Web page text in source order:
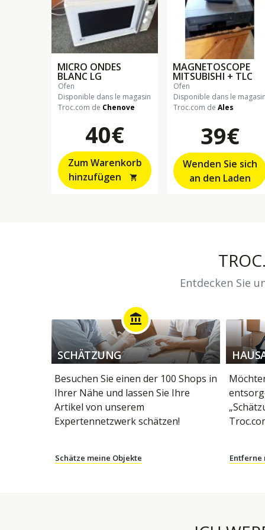
MICRO ONDES
BLANC LG
ofen
Disponible dans le magasin
Troc.com de Chenove
40€
Zum Warenkorb
hinzufügen
shopping_cart
MAGNETOSCOPE
MITSUBISHI + TLC
ofen
Disponible dans le
Troc.com de Ales
39€
Wenden Sie sich
an den Laden
Entdecken Sie
account_balance
SCHÄTZUNG
Besuchen Sie einen der 100 Shops in
Ihrer Nähe und lassen Sie Ihre
Artikel von unserem
Expertennetzwerk schätzen!
Schätze meine Objekte Entferne